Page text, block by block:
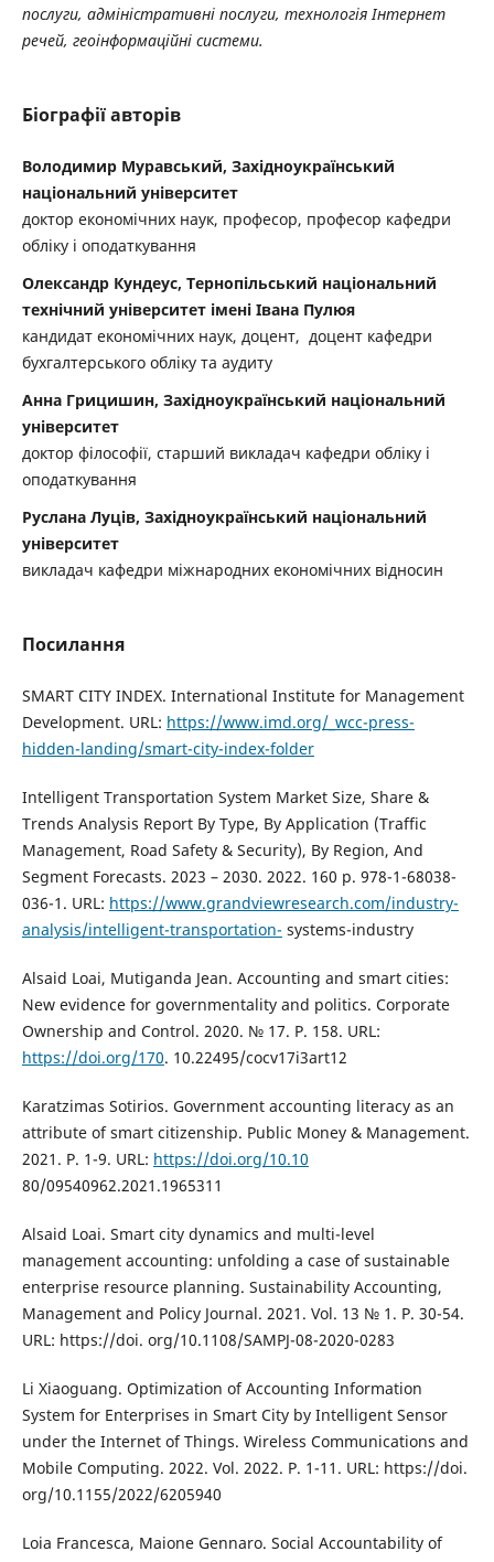
послуги, адміністративні послуги, технологія Інтернет
речей, геоінформаційні системи.
Біографії авторів
Володимир Муравський, Західноукраїнський
національний університет
доктор економічних наук, професор, професор кафедри
обліку і оподаткування
Олександр Кундеус, Тернопільський національний
технічний університет імені Івана Пулюя
кандидат економічних наук, доцент, доцент кафедри
бухгалтерського обліку та аудиту
Анна Грицишин, Західноукраїнський національний
університет
доктор філософії, старший викладач кафедри обліку і
оподаткування
Руслана Луців, Західноукраїнський національний
університет
викладач кафедри міжнародних економічних відносин
Посилання
SMART CITY INDEX. International Institute for Management
Development. URL: https://www.imd.org/_wcc-press-
hidden-landing/smart-city-index-folder
Intelligent Transportation System Market Size, Share &
Trends Analysis Report By Type, By Application (Traffic
Management, Road Safety & Security), By Region, And
Segment Forecasts. 2023 – 2030. 2022. 160 p. 978-1-68038-
036-1. URL: https://www.grandviewresearch.com/industry-
analysis/intelligent-transportation- systems-industry
Alsaid Loai, Mutiganda Jean. Accounting and smart cities:
New evidence for governmentality and politics. Corporate
Ownership and Control. 2020. № 17. P. 158. URL:
https://doi.org/170. 10.22495/cocv17i3art12
Karatzimas Sotirios. Government accounting literacy as an
attribute of smart citizenship. Public Money & Management.
2021. P. 1-9. URL: https://doi.org/10.10
80/09540962.2021.1965311
Alsaid Loai. Smart city dynamics and multi-level
management accounting: unfolding a case of sustainable
enterprise resource planning. Sustainability Accounting,
Management and Policy Journal. 2021. Vol. 13 № 1. P. 30-54.
URL: https://doi. org/10.1108/SAMPJ-08-2020-0283
Li Xiaoguang. Optimization of Accounting Information
System for Enterprises in Smart City by Intelligent Sensor
under the Internet of Things. Wireless Communications and
Mobile Computing. 2022. Vol. 2022. P. 1-11. URL: https://doi.
org/10.1155/2022/6205940
Loia Francesca, Maione Gennaro. Social Accountability of